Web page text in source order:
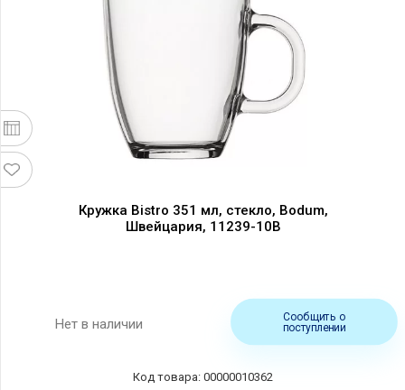
Кружка Bistro 351 мл, стекло, Bodum,
Швейцария, 11239-10B
Нет в наличии
Сообщить о
поступлении
Код товара: 00000010362